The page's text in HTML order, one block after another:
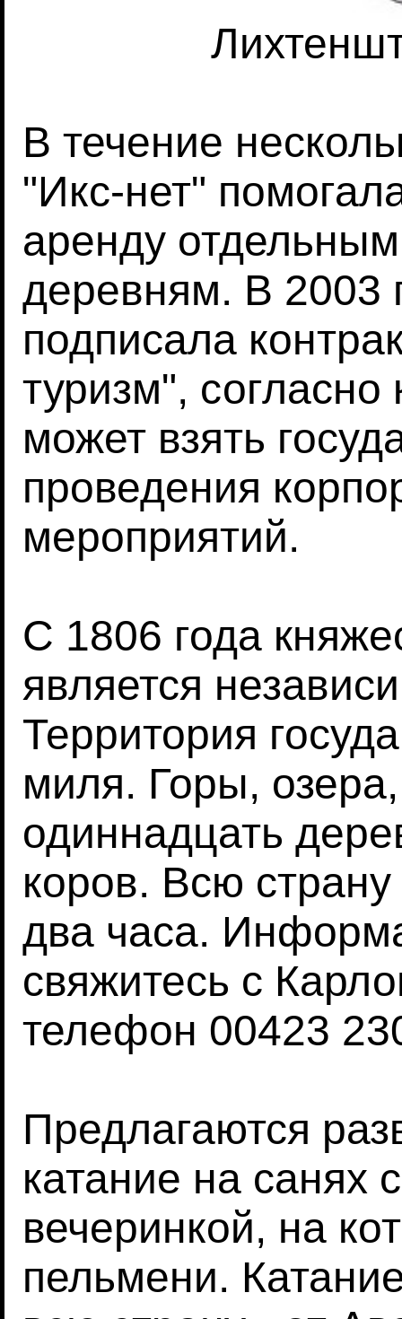
В течение
"Икс-нет"
аренду
деревням. В 2003
подписала
туризм",
может взять
проведения
мероприятий.
С 1806 года
является
Территория
миля. Горы,
одиннадцать
коров. Всю
два часа.
свяжитесь с
телефон 00423
Предлагаются
катание на санях
вечеринкой, на
пельмени.